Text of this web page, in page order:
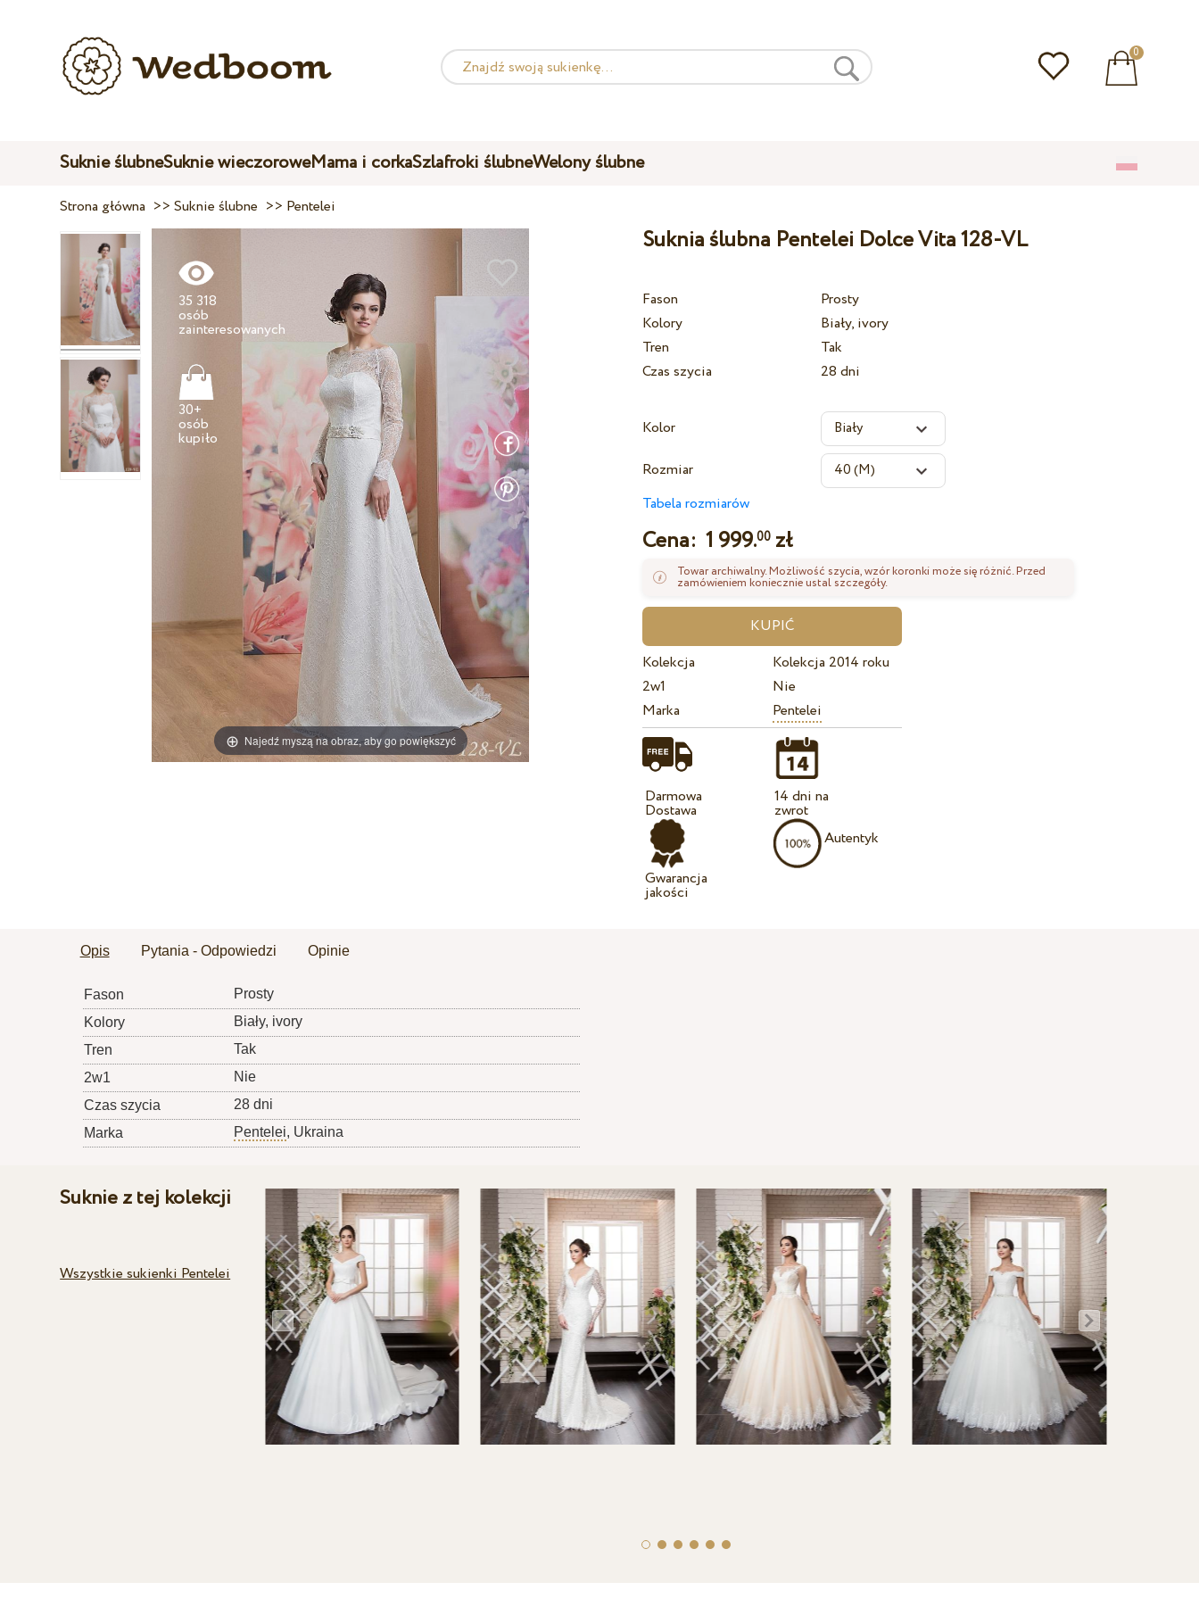
0
Suknie ślubneSuknie wieczoroweMama i corkaSzlafroki ślubneWelony ślubne
Strona główna >>Suknie ślubne >> Pentelei
Najedź myszą na obraz, aby go powiększyć
35 318
osób
30+
osób
Suknia ślubna Pentelei Dolce Vita 128-VL
Fason
Prosty
Kolory
Biały, ivory
Tren
Tak
Czas szycia
28 dni
Kolor
Rozmiar
Tabela rozmiarów
Cena:1 999.00 zł
Towar archiwalny. Możliwość szycia, wzór koronki może się różnić. Przed
zamówieniem koniecznie ustal szczegóły.
Kolekcja
Kolekcja 2014 roku
2w1
Nie
Marka
Pentelei
Darmowa
Dostawa
Gwarancja
jakości
14 dni na
zwrot
Autentyk
Opis Pytania - Odpowiedzi Opinie
Fason
Prosty
Kolory
Biały, ivory
Tren
Tak
2w1
Nie
Czas szycia
28 dni
Marka
Pentelei, Ukraina
Suknie z tej kolekcji
Wszystkie sukienki Pentelei